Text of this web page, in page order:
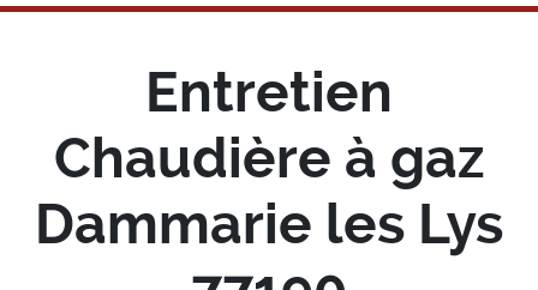
Entretien
Chaudière à gaz
Dammarie les Lys